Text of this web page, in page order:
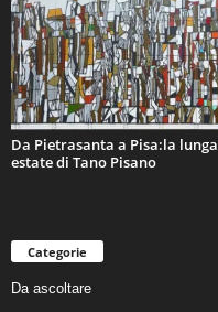
Da Pietrasanta a Pisa:la lunga
estate di Tano Pisano
Categorie
Da ascoltare